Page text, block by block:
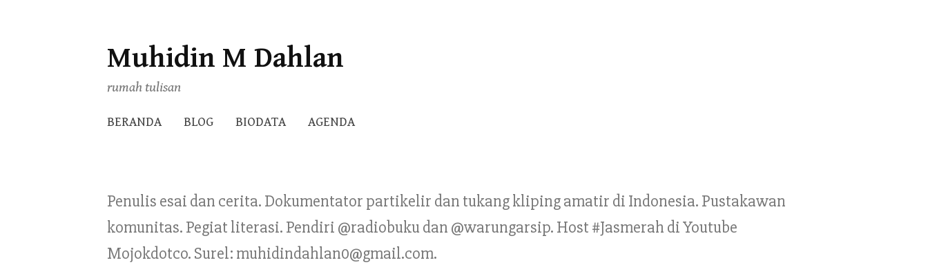
Skip
to
content
Muhidin M Dahlan
rumah tulisan
BERANDA BLOG BIODATA AGENDA
Penulis esai dan cerita. Dokumentator partikelir dan tukang kliping amatir di Indonesia. Pustakawan
komunitas. Pegiat literasi. Pendiri @radiobuku dan @warungarsip. Host #Jasmerah di Youtube
Mojokdotco. Surel: muhidindahlan0@gmail.com.